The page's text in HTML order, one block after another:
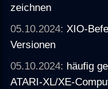
zeichnen
05.10.2024:XIO-
Versionen
05.10.2024: häufig
ATARI-XL/XE-